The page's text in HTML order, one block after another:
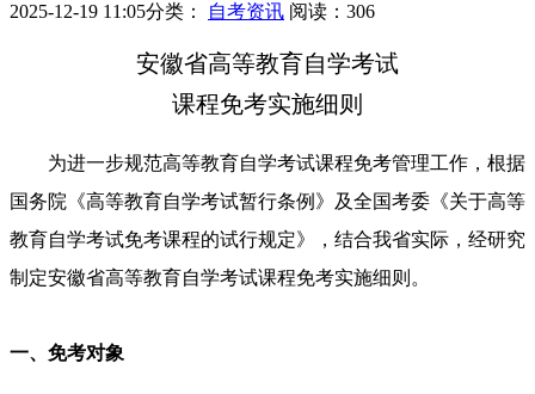
2025-12-19 11:05分类： 自考资讯 阅读： 306
安徽省高等教育自学考试
课程免考实施细则
为进一步规范高等教育自学考试课程免考管理工作，根据
国务院《高等教育自学考试暂行条例》及全国考委《关于高等
教育自学考试免考课程的试行规定》，结合我省实际，经研究
制定安徽省高等教育自学考试课程免考实施细则。
一、免考对象